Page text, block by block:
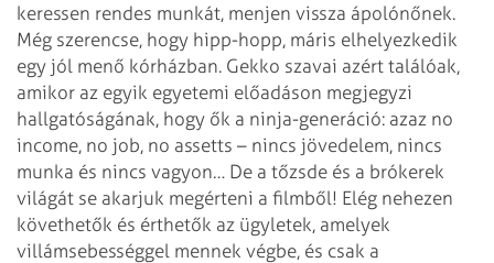
keressen rendes munkát, menjen vissza ápolónőnek.
Még szerencse, hogy hipp-hopp, máris elhelyezkedik
egy jól menő kórházban. Gekko szavai azért találóak,
amikor az egyik egyetemi előadáson megjegyzi
hallgatóságának, hogy ők a ninja-generáció: azaz no
income, no job, no assetts – nincs jövedelem, nincs
munka és nincs vagyon… De a tőzsde és a brókerek
világát se akarjuk megérteni a filmből! Elég nehezen
követhetők és érthetők az ügyletek, amelyek
villámsebességgel mennek végbe, és csak a